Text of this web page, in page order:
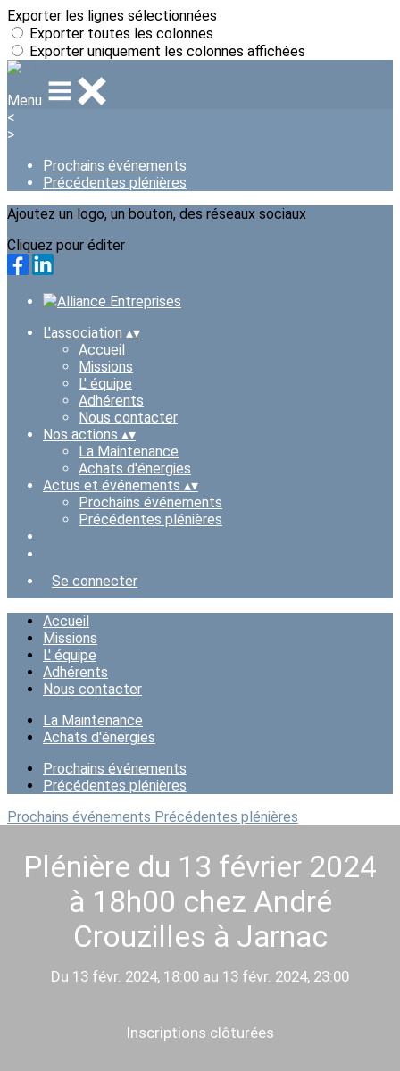
Exporter les lignes sélectionnées
Exporter toutes les colonnes
Exporter uniquement les colonnes affichées
Menu
<
>
Prochains événements
Précédentes plénières
Ajoutez un logo, un bouton, des réseaux sociaux
Cliquez pour éditer
L'association ▴▾
Accueil
Missions
L' équipe
Adhérents
Nous contacter
Nos actions ▴▾
La Maintenance
Achats d'énergies
Actus et événements ▴▾
Prochains événements
Précédentes plénières
Se connecter
Accueil
Missions
L' équipe
Adhérents
Nous contacter
La Maintenance
Achats d'énergies
Prochains événements
Précédentes plénières
Prochains événements Précédentes plénières
Plénière du 13 février 2024
à 18h00 chez André
Crouzilles à Jarnac
Du 13 févr. 2024, 18:00 au 13 févr. 2024, 23:00
Inscriptions clôturées